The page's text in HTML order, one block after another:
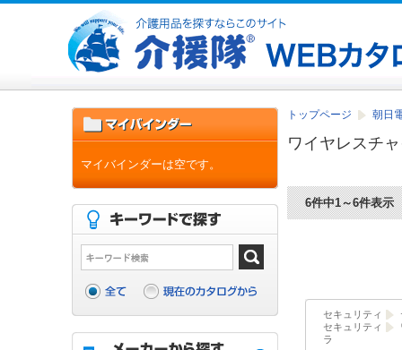
トップページ 朝日
ワイヤレスチ
6件中1～6件表示
セキュリティ
セキュリティ
ラ
マイバインダーは空です。